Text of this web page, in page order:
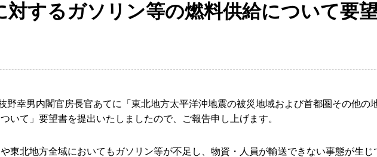
対するガソリン等の燃料供給について要
幸男内閣官房長官あてに「東北地方太平洋沖地震の被災地域および首都圏その他の
いて」要望書を提出いたしましたので、ご報告申し上げます。
東北地方全域においてもガソリン等が不足し、物資・人員が輸送できない事態が生じ